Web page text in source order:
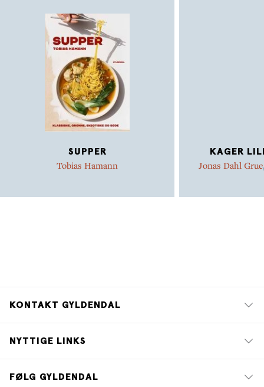
SUPPER
Tobias Hamann
KAGER
Jonas Dahl Grue
KONTAKT GYLDENDAL
NYTTIGE LINKS
FØLG GYLDENDAL